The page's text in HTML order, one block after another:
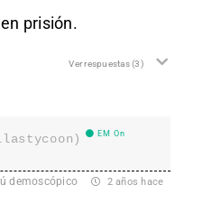
prisión.
Ver respuestas(3)
EM On
demoscópico 2 años hace